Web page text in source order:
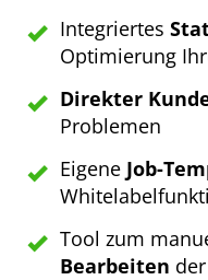
Integriertes
Optimierung
Direkter
Problemen
Eigene Job-
Tool zum
Bearbeiten